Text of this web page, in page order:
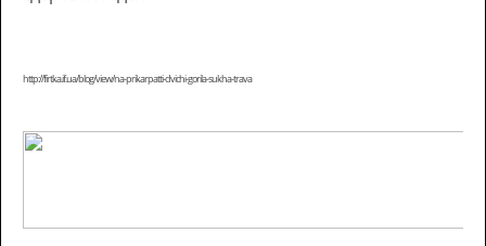
http://firtka.if.ua/blog/view/na-prikarpatti-dvichi-gorila-sukha-trava